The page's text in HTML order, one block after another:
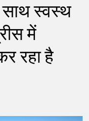
स्वस्थ
में
रहा है